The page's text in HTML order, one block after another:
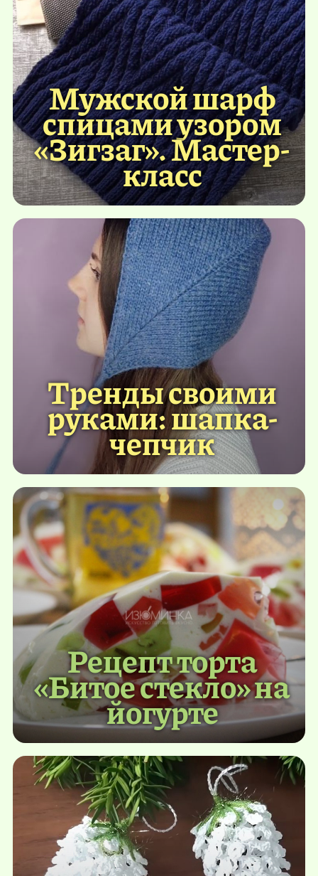
Мужской шарф
спицами узором
«Зигзаг». Мастер-
класс
Тренды своими
руками: шапка-
чепчик
Рецепт торта
«Битое стекло» на
йогурте